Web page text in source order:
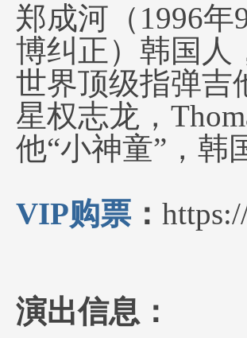
郑成河（1996
博纠正）韩国人
世界顶级指弹吉
星权志龙，
他“小神童”，韩
VIP购票 ：
演出信息：